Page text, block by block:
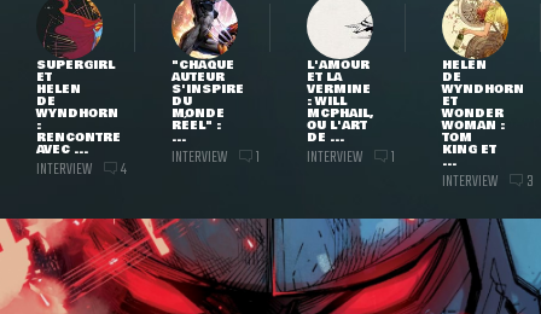
SUPERGIRL
ET
HELEN
DE
WYNDHORN
:
RENCONTRE
AVEC ...
INTERVIEW 4
"CHAQUE
AUTEUR
S'INSPIRE
DU
MONDE
RÉEL" :
...
INTERVIEW 1
L'AMOUR
ET LA
VERMINE
: WILL
MCPHAIL,
OU L'ART
DE ...
INTERVIEW 1
HELEN
DE
WYNDHORN
ET
WONDER
WOMAN :
TOM
KING ET
...
INTERVIEW 3